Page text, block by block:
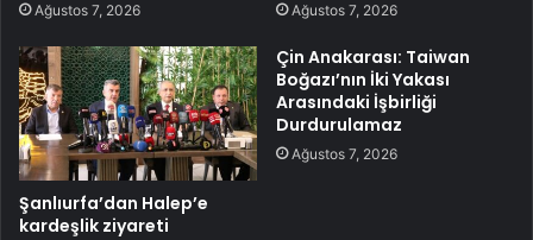
Ağustos 7, 2026 Ağustos 7, 2026
Şanlıurfa’dan Halep’e
kardeşlik ziyareti
Çin Anakarası: Taiwan
Boğazı’nın İki Yakası
Arasındaki İşbirliği
Durdurulamaz
Ağustos 7, 2026